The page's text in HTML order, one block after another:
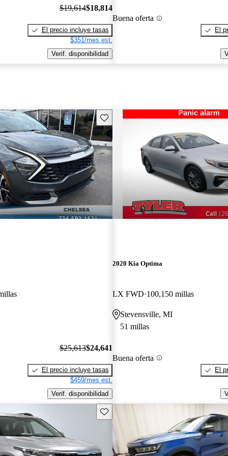
$19,614$18,814
El precio incluye tasas
$351/mes est.
Verif. disponibilidad
Buena oferta
El
Guarda este Aviso
$25,613$24,641
El precio incluye tasas
$459/mes est.
Verif. disponibilidad
2020 Kia Optima
LX FWD 100,150 millas
Stevensville, MI
51 millas
Buena oferta
El
Guarda este Aviso